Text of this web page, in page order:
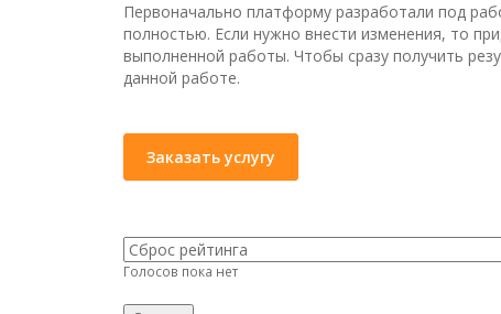
Первоначально платформу разработали под
полностью. Если нужно внести изменения, то
выполненной работы. Чтобы сразу получить
данной работе.
Заказать услугу
Голосов пока нет